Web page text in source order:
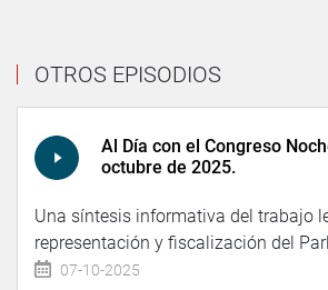
OTROS EPISODIOS
Al Día con el Congreso
octubre de 2025.
Una síntesis informativa del trabajo
representación y fiscalización del
07-10-2025